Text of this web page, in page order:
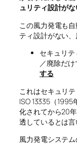
ュリティ設計が
この風力発電も
ティ設計がない、
セキュリ
／廃除だ
する
これはセキュリ
ISO 13335（
化されてから20
透しているとは言
風力発電システ